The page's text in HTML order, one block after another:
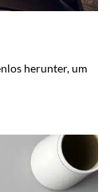
herunter, um